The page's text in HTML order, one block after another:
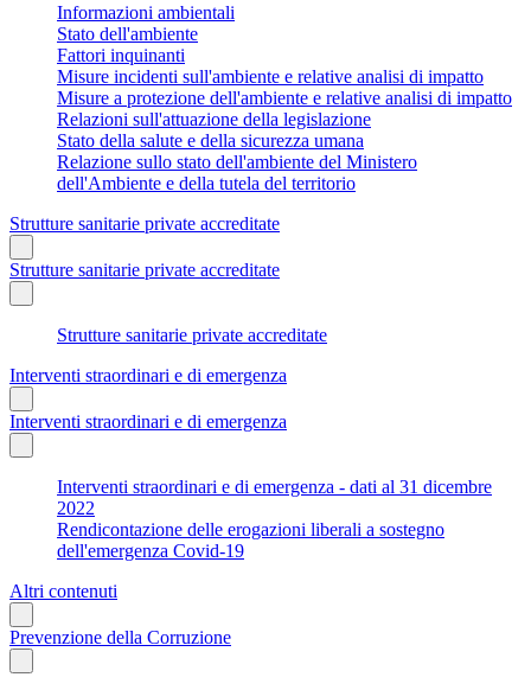
Informazioni ambientali
Stato dell'ambiente
Fattori inquinanti
Misure incidenti sull'ambiente e relative analisi di impatto
Misure a protezione dell'ambiente e relative analisi di impatto
Relazioni sull'attuazione della legislazione
Stato della salute e della sicurezza umana
Relazione sullo stato dell'ambiente del Ministero
dell'Ambiente e della tutela del territorio
Strutture sanitarie private accreditate
Strutture sanitarie private accreditate
Strutture sanitarie private accreditate
Interventi straordinari e di emergenza
Interventi straordinari e di emergenza
Interventi straordinari e di emergenza - dati al 31 dicembre
2022
Rendicontazione delle erogazioni liberali a sostegno
dell'emergenza Covid-19
Altri contenuti
Prevenzione della Corruzione